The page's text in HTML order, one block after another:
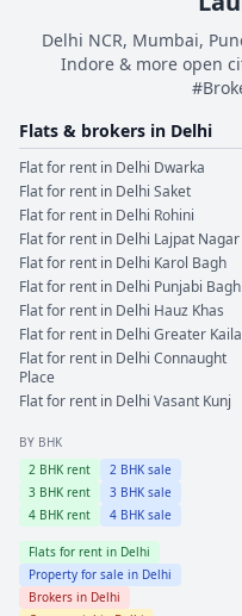
Delhi NCR, Mumbai,
Indore & more open
Flats & brokers in Delhi
Flat for rent in Delhi Dwarka
Flat for rent in Delhi Saket
Flat for rent in Delhi Rohini
Flat for rent in Delhi Lajpat Nagar
Flat for rent in Delhi Karol Bagh
Flat for rent in Delhi Punjabi Bagh
Flat for rent in Delhi Hauz Khas
Flat for rent in Delhi Greater
Flat for rent in Delhi Connaught
Place
Flat for rent in Delhi Vasant Kunj
BY BHK
2 BHK rent 2 BHK sale
3 BHK rent 3 BHK sale
4 BHK rent 4 BHK sale
Flats for rent in Delhi
Property for sale in Delhi
Brokers in Delhi